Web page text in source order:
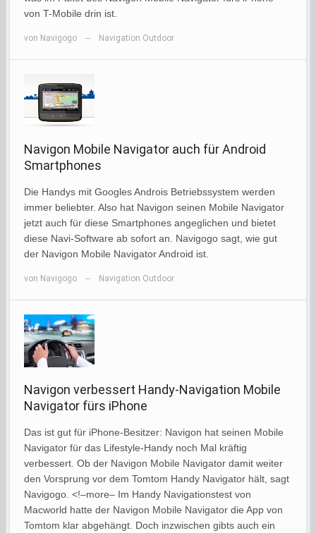
von T-Mobile drin ist.
von Navigogo — Navigation Outdoor
Navigon Mobile Navigator auch für Android
Smartphones
Die Handys mit Googles Androis Betriebssystem werden
immer beliebter. Also hat Navigon seinen Mobile Navigator
jetzt auch für diese Smartphones angeglichen und bietet
diese Navi-Software ab sofort an. Navigogo sagt, wie gut
der Navigon Mobile Navigator Android ist.
von Navigogo — Navigation Outdoor
Navigon verbessert Handy-Navigation Mobile
Navigator fürs iPhone
Das ist gut für iPhone-Besitzer: Navigon hat seinen Mobile
Navigator für das Lifestyle-Handy noch Mal kräftig
verbessert. Ob der Navigon Mobile Navigator damit weiter
den Vorsprung vor dem Tomtom Handy Navigator hält, sagt
Navigogo. <!–more– Im Handy Navigationstest von
Macworld hatte der Navigon Mobile Navigator die App von
Tomtom klar abgehängt. Doch inzwischen gibts auch ein